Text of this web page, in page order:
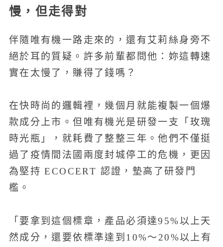
慢，但走得對
伴隨唯有機一路走來的，還有艾莉絲身旁不
絕於耳的質疑。許多前輩都問他：妳這轉速
實在太慢了，賺得了錢嗎？
在快時尚的邏輯裡，幾個月就能複製一個爆
款成分上市。但唯有機光是研發一支「玫瑰
時光瓶」，就耗費了整整三年。他們不僅挺
過了疫情間法國兩度封城停工的危機，更因
為堅持 ECOCERT 認證，墊高了研發門
檻。
「要拿到這個標章，產品必須達95%以上天
然成分，還要依標準達到10%～20%以上有